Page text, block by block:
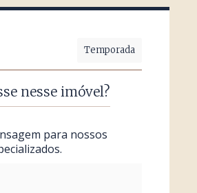
Temporada
nesse imóvel?
para nossos